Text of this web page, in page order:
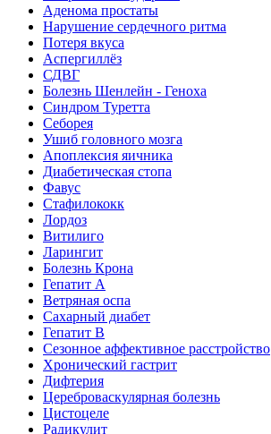
Аденома простаты
Нарушение сердечного ритма
Потеря вкуса
Аспергиллёз
СДВГ
Болезнь Шенлейн - Геноха
Синдром Туретта
Себорея
Ушиб головного мозга
Апоплексия яичника
Диабетическая стопа
Фавус
Стафилококк
Лордоз
Витилиго
Ларингит
Болезнь Крона
Гепатит A
Ветряная оспа
Сахарный диабет
Гепатит B
Сезонное аффективное расстройство
Хронический гастрит
Дифтерия
Цереброваскулярная болезнь
Цистоцеле
Радикулит